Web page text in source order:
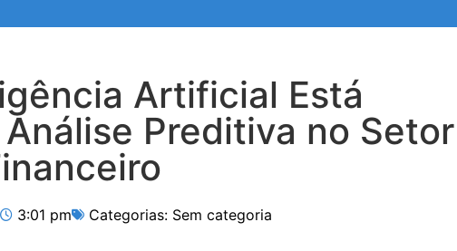
Artificial Está
Preditiva no Setor
3:01 pm Categorias: Sem categoria